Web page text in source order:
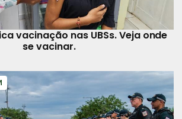
vacinação nas UBSs. Veja onde
se vacinar.